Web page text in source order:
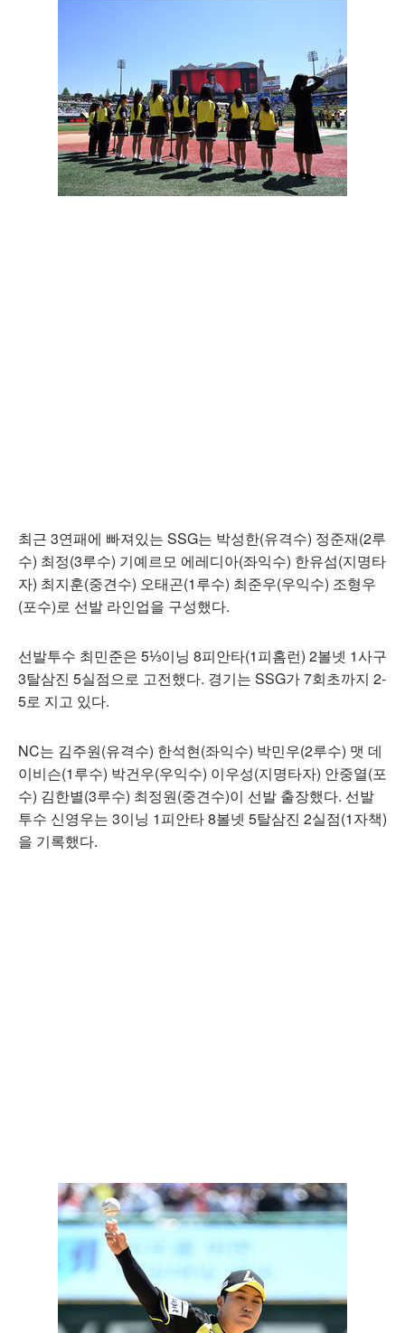
최근 3연패에 빠져있는 SSG는 박성한(유격수) 정준재(2루
수) 최정(3루수) 기예르모 에레디아(좌익수) 한유섬(지명타
자) 최지훈(중견수) 오태곤(1루수) 최준우(우익수) 조형우
(포수)로 선발 라인업을 구성했다.
선발투수 최민준은 5⅓이닝 8피안타(1피홈런) 2볼넷 1사구
3탈삼진 5실점으로 고전했다. 경기는 SSG가 7회초까지 2-
5로 지고 있다.
NC는 김주원(유격수) 한석현(좌익수) 박민우(2루수) 맷 데
이비슨(1루수) 박건우(우익수) 이우성(지명타자) 안중열(포
수) 김한별(3루수) 최정원(중견수)이 선발 출장했다. 선발
투수 신영우는 3이닝 1피안타 8볼넷 5탈삼진 2실점(1자책)
을 기록했다.